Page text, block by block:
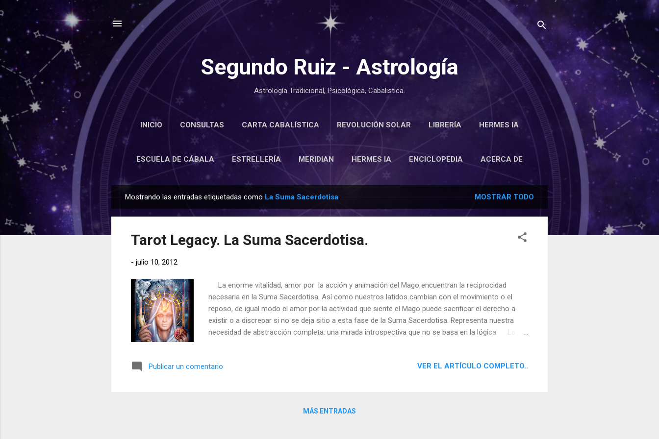
Ir al contenido principal
Segundo Ruiz - Astrología
Astrología Tradicional, Psicológica, Cabalistica.
INICIO CONSULTAS CARTA CABALÍSTICA REVOLUCIÓN SOLAR LIBRERÍA HERMES IA
ENCICLOPEDIA ESTRELLERÍA MERIDIAN MÁS…
ESCUELA DE CÁBALA
ESTRELLERÍA MERIDIAN HERMES IA ENCICLOPEDIA ACERCA DE
n
Mostrando las entradas etiquetadas como La Suma Sacerdotisa MOSTRAR TODO
Tarot Legacy. La Suma Sacerdotisa.
- julio 10, 2012
La enorme vitalidad, amor por la acción y animación del Mago encuentran la reciprocidad
necesaria en la Suma Sacerdotisa. Así como nuestros latidos cambian con el movimiento o el
reposo, de igual modo el amor por la actividad que siente el Mago puede sacrificar el derecho a
existir o a discrepar si no se deja sitio a esta fase de la Suma Sacerdotisa. Representa nuestra
necesidad de abstracción completa: una mirada introspectiva que no se basa en la lógica. La
Percibimos en ella las profundidades de nuestra alma, pero sin que seamos capaces de expresar
Publicar un comentario VER EL ARTÍCULO COMPLETO..
MÁS ENTRADAS